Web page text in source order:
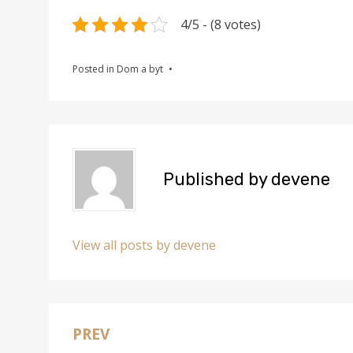
4/5 - (8 votes)
Posted in Dom a byt
Published bydevene
View all posts by devene
Navigace
PREV